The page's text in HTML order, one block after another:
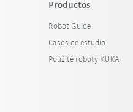
Productos
Robot Guide
Casos de estudio
Použité roboty KUKA